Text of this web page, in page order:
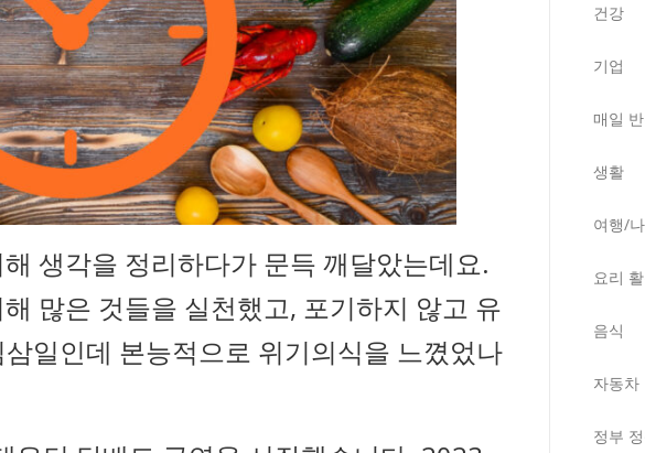
생각을 정리하다가 문득 깨달았는데요.
많은 것들을 실천했고, 포기하지 않고 유
일인데 본능적으로 위기의식을 느꼈었나
건강
기업
매일
생활
여행/
요리
음식
자동차
정부